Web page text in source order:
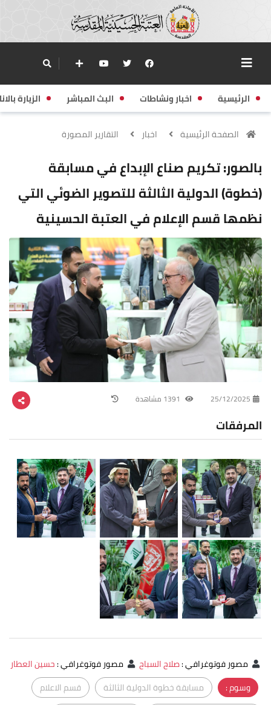
الرئيسية اخبار ونشاطات البث المباشر الزيارة
الصفحة الرئيسية اخبار التقارير المصورة
بالصور: تكريم صناع الإبداع في مسابقة
(خطوة) الدولية الثالثة للتصوير الضوئي التي
نظمها قسم الإعلام في العتبة الحسينية
25/12/2025
المرفقات
مصور فوتوغرافي:صلاح السباح مصور فوتوغرافي:حسين العطار
وسوم :
مسابقة خطوة الدولية الثالثة
قسم الاعلام